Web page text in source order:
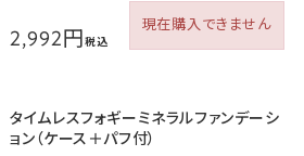
2,992円税込
現在購入できません
タイムレスフォギーミネラルファンデーシ
ョン（ケース＋パフ付）